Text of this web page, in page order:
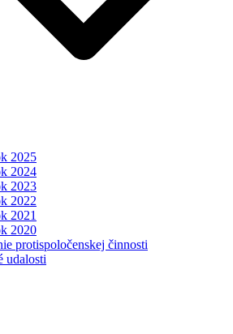
2025
2024
2023
2022
2021
2020
protispoločenskej činnosti
udalosti